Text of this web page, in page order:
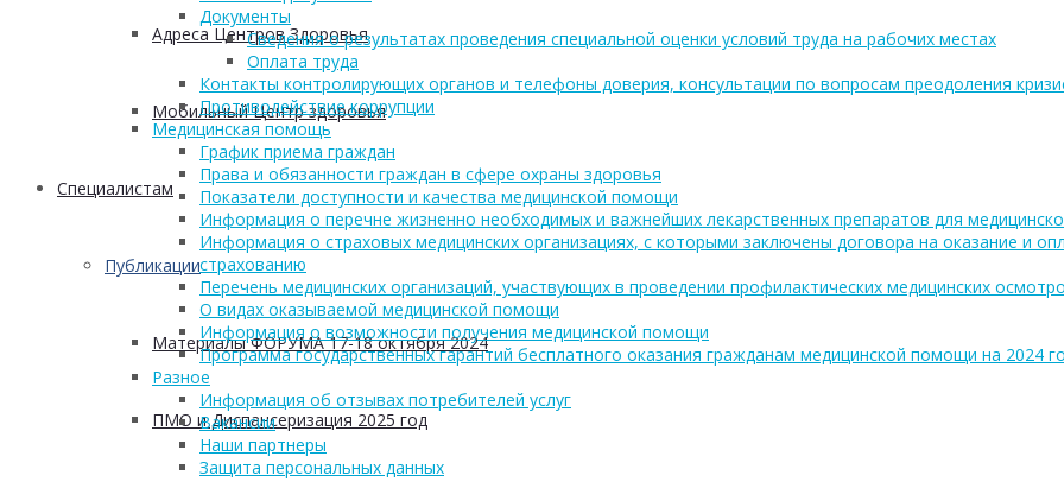
Адреса Центров Здоровья
Мобильный Центр здоровья
Cпециалистам
Публикации
Материалы ФОРУМА 17-18 октября 2024
ПМО и Диспансеризация 2025 год
Документы
Сведения о результатах проведения специальной оценки условий труда на рабочих местах
Оплата труда
Контакты контролирующих органов и телефоны доверия, консультации по вопросам преодоления
Противодействие коррупции
Медицинская помощь
График приема граждан
Права и обязанности граждан в сфере охраны здоровья
Показатели доступности и качества медицинской помощи
Информация о перечне жизненно необходимых и важнейших лекарственных препаратов для
Информация о страховых медицинских организациях, с которыми заключены договора на оказание и
страхованию
Перечень медицинских организаций, участвующих в проведении профилактических медицинских
О видах оказываемой медицинской помощи
Информация о возможности получения медицинской помощи
Программа государственных гарантий бесплатного оказания гражданам медицинской помощи на 2024
Разное
Информация об отзывах потребителей услуг
Вакансии
Наши партнеры
Защита персональных данных